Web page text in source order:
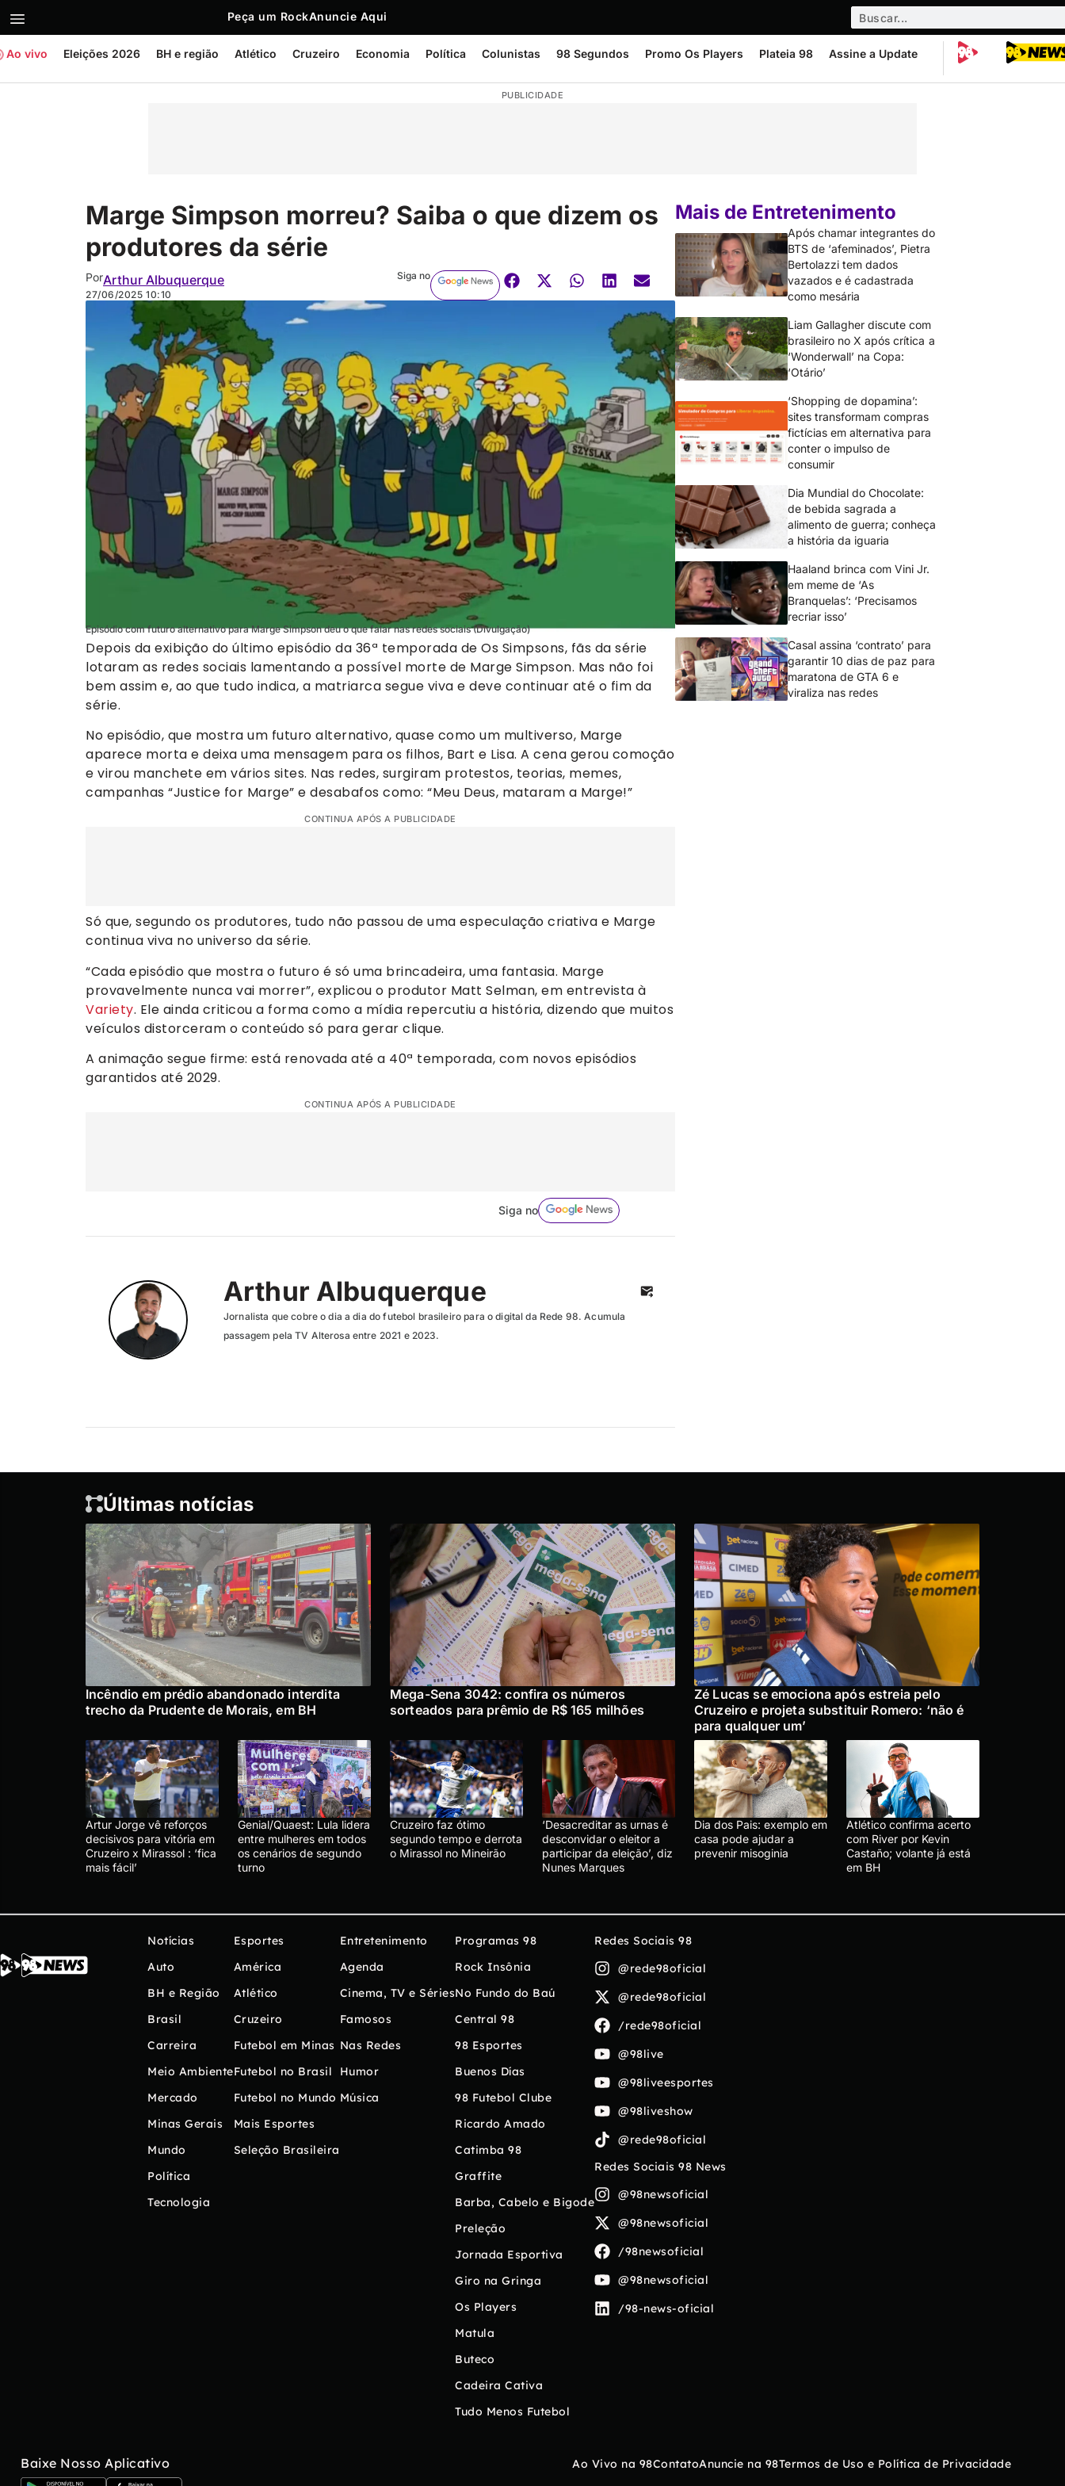
Peça um RockAnuncie Aqui
Ao vivo Eleições 2026 BH e região Atlético Cruzeiro Economia Política Colunistas 98 Segundos Promo Os Players Plateia 98 Assine a Update
PUBLICIDADE
Marge Simpson morreu? Saiba o que dizem os
produtores da série
PorArthur Albuquerque
27/06/2025 10:10
Siga no
Episódio com futuro alternativo para Marge Simpson deu o que falar nas redes sociais (Divulgação)
Depois da exibição do último episódio da 36ª temporada de Os Simpsons, fãs da série
lotaram as redes sociais lamentando a possível morte de Marge Simpson. Mas não foi
bem assim e, ao que tudo indica, a matriarca segue viva e deve continuar até o fim da
série.
No episódio, que mostra um futuro alternativo, quase como um multiverso, Marge
aparece morta e deixa uma mensagem para os filhos, Bart e Lisa. A cena gerou comoção
e virou manchete em vários sites. Nas redes, surgiram protestos, teorias, memes,
campanhas “Justice for Marge” e desabafos como: “Meu Deus, mataram a Marge!”
CONTINUA APÓS A PUBLICIDADE
Só que, segundo os produtores, tudo não passou de uma especulação criativa e Marge
continua viva no universo da série.
“Cada episódio que mostra o futuro é só uma brincadeira, uma fantasia. Marge
provavelmente nunca vai morrer”, explicou o produtor Matt Selman, em entrevista à
Variety. Ele ainda criticou a forma como a mídia repercutiu a história, dizendo que muitos
veículos distorceram o conteúdo só para gerar clique.
A animação segue firme: está renovada até a 40ª temporada, com novos episódios
garantidos até 2029.
CONTINUA APÓS A PUBLICIDADE
Siga no
Arthur Albuquerque
Jornalista que cobre o dia a dia do futebol brasileiro para o digital da Rede 98. Acumula
passagem pela TV Alterosa entre 2021 e 2023.
Mais de Entretenimento
Após chamar integrantes do
BTS de ‘afeminados’, Pietra
Bertolazzi tem dados
vazados e é cadastrada
como mesária
Liam Gallagher discute com
brasileiro no X após crítica a
‘Wonderwall’ na Copa:
‘Otário’
‘Shopping de dopamina’:
sites transformam compras
fictícias em alternativa para
conter o impulso de
consumir
Dia Mundial do Chocolate:
de bebida sagrada a
alimento de guerra; conheça
a história da iguaria
Haaland brinca com Vini Jr.
em meme de ‘As
Branquelas’: ‘Precisamos
recriar isso’
Casal assina ‘contrato’ para
garantir 10 dias de paz para
maratona de GTA 6 e
viraliza nas redes
Últimas notícias
Incêndio em prédio abandonado interdita
trecho da Prudente de Morais, em BH
Mega-Sena 3042: confira os números
sorteados para prêmio de R$ 165 milhões
Zé Lucas se emociona após estreia pelo
Cruzeiro e projeta substituir Romero: ‘não é
para qualquer um’
Artur Jorge vê reforços
decisivos para vitória em
Cruzeiro x Mirassol : ‘fica
mais fácil’
Genial/Quaest: Lula lidera
entre mulheres em todos
os cenários de segundo
turno
Cruzeiro faz ótimo
segundo tempo e derrota
o Mirassol no Mineirão
‘Desacreditar as urnas é
desconvidar o eleitor a
participar da eleição’, diz
Nunes Marques
Dia dos Pais: exemplo em
casa pode ajudar a
prevenir misoginia
Atlético confirma acerto
com River por Kevin
Castaño; volante já está
em BH
Notícias
Auto
BH e Região
Brasil
Carreira
Meio Ambiente
Mercado
Minas Gerais
Mundo
Política
Tecnologia
Esportes
América
Atlético
Cruzeiro
Futebol em Minas
Futebol no Brasil
Futebol no Mundo
Mais Esportes
Seleção Brasileira
Entretenimento
Agenda
Cinema, TV e Séries
Famosos
Nas Redes
Humor
Música
Programas 98
Rock Insônia
No Fundo do Baú
Central 98
98 Esportes
Buenos Días
98 Futebol Clube
Ricardo Amado
Catimba 98
Graffite
Barba, Cabelo e Bigode
Preleção
Jornada Esportiva
Giro na Gringa
Os Players
Matula
Buteco
Cadeira Cativa
Tudo Menos Futebol
Redes Sociais 98
@rede98oficial
@rede98oficial
/rede98oficial
@98live
@98liveesportes
@98liveshow
@rede98oficial
Redes Sociais 98 News
@98newsoficial
@98newsoficial
/98newsoficial
@98newsoficial
/98-news-oficial
Baixe Nosso Aplicativo Ao Vivo na 98ContatoAnuncie na 98Termos de Uso e Política de Privacidade